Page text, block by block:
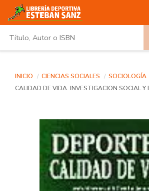
INICIO CIENCIAS SOCIALES SOCIOLOGÍA
CALIDAD DE VIDA. INVESTIGACION SOCIAL Y